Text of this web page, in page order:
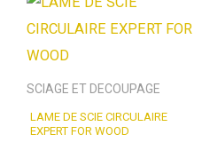
SCIAGE ET DECOUPAGE
LAME DE SCIE CIRCULAIRE
EXPERT FOR WOOD